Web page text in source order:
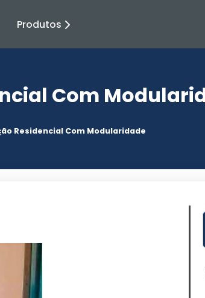
Produtos
Com
Residencial Com Modularidade